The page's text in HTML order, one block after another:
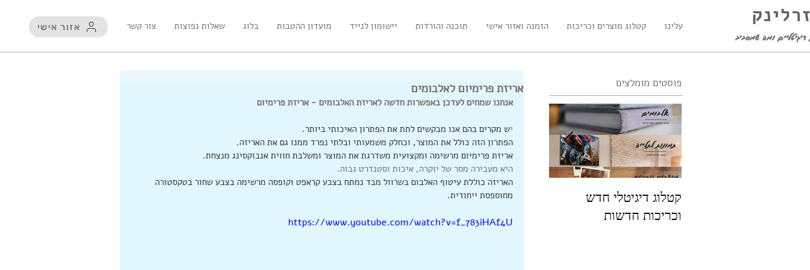
אזור אישי עלינו קטלוג מוצרים וכריכות הזמנה ואזור אישי תוכנה והורדות יישומון לנייד מועדון ההטבות בלוג שאלות נפוצות צור קשר
ומה שמסביב
אריזת פרימיום לאלבומים
אנחנו שמחים לעדכן באפשרות חדשה לאריזת האלבומים - אריזת פרימיום
יש מקרים בהם אנו מבקשים לתת את הפתרון האיכותי ביותר.
הפתרון הזה כולל את המוצר, וכחלק משמעותי ובלתי נפרד ממנו גם את האריזה.
אריזת פרימיום מרשימה ומקצועית משדרגת את המוצר ומשלבת חווית אנבוקסינג מנצחת.
היא מעבירה מסר של יוקרה, איכות וסטנדרט גבוה.
האריזה כוללת עיטוף האלבום בשרוול מבד נמתח בצבע קראפט וקופסה מרשימה בצבע שחור בטקסטורה
מחוספסת ייחודית.
https://www.youtube.com/watch?v=f_783iHAf4U
פוסטים מומלצים
קטלוג דיגיטלי חדש
וכריכות חדשות
פונטים חדשים להטבעת
הדפסת חזית מלאה